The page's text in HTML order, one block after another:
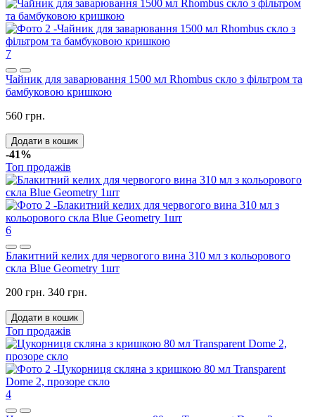
7
Чайник для заварювання 1500 мл Rhombus скло з фільтром та
бамбуковою кришкою
560 грн.
Додати в кошик
-41%
Топ продажів
6
Блакитний келих для червогого вина 310 мл з кольорового
скла Blue Geometry 1шт
200 грн. 340 грн.
Додати в кошик
Топ продажів
4